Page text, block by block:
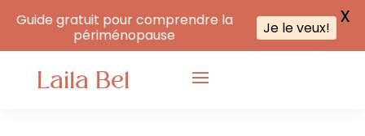
Laila Bel
Guide gratuit pour comprendre la
périménopause
Je le veux! X